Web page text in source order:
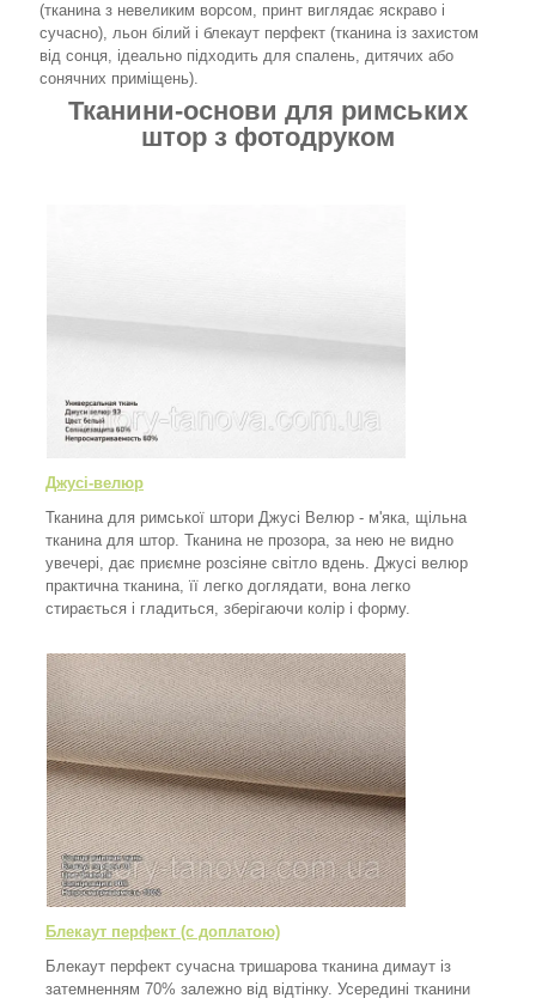
(тканина з невеликим ворсом, принт виглядає яскраво і
сучасно), льон білий і блекаут перфект (тканина із захистом
від сонця, ідеально підходить для спалень, дитячих або
сонячних приміщень).
Тканини-основи для римських
штор з фотодруком
Джусі-велюр
Тканина для римської штори Джусі Велюр - м'яка, щільна
тканина для штор. Тканина не прозора, за нею не видно
увечері, дає приємне розсіяне світло вдень. Джусі велюр
практична тканина, її легко доглядати, вона легко
стирається і гладиться, зберігаючи колір і форму.
Блекаут перфект (с доплатою)
Блекаут перфект сучасна тришарова тканина димаут із
затемненням 70% залежно від відтінку. Усередині тканини